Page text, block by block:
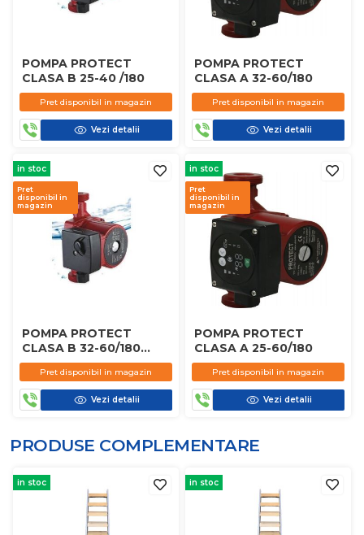
POMPA PROTECT
CLASA B 25-40 /180
Pret disponibil in magazin
Vezi detalii
POMPA PROTECT
CLASA A 32-60/180
Pret disponibil in magazin
Vezi detalii
in stoc
Pret
disponibil in
magazin
POMPA PROTECT
CLASA B 32-60/180
CLASIC
Pret disponibil in magazin
Vezi detalii
in stoc
Pret
disponibil in
magazin
POMPA PROTECT
CLASA A 25-60/180
Pret disponibil in magazin
Vezi detalii
PRODUSE COMPLEMENTARE
in stoc in stoc